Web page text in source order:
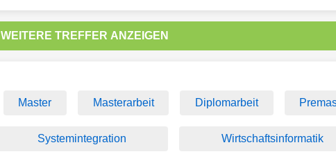
WEITERE TREFFER ANZEIGEN
Master Masterarbeit Diplomarbeit
Systemintegration Wirtschaftsinformatik